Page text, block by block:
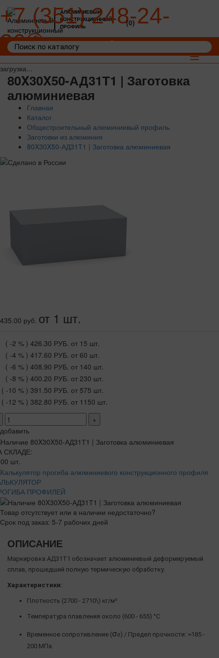
загрузка...
АЛЮМИНИЕВЫЙ
КОНСТРУКЦИОННЫЙ
ПРОФИЛЬ
+7 (351) 248-24-
36
(0)
Toggle
80X30X50-АД31Т1 | Заготовка
алюминиевая
Главная
Каталог
Общестроительный алюминиевый профиль
Заготовки из алюминия
80X30X50-АД31Т1 | Заготовка алюминиевая
435.00 руб. от 1 шт.
( -2 % ) 426.30 РУБ. от 15 шт.
( -4 % ) 417.60 РУБ. от 60 шт.
( -6 % ) 408.90 РУБ. от 140 шт.
( -8 % ) 400.20 РУБ. от 230 шт.
( -10 % ) 391.50 РУБ. от 575 шт.
( -12 % ) 382.80 РУБ. от 1150 шт.
+
добавить
СКЛАДЕ:
шт.
ПРОФИЛЕЙ
Товар отсутствует или в наличии недостаточно?
Срок под заказ: 5-7 рабочих дней
ОПИСАНИЕ
Маркировка АД31Т1 обозначает алюминиевый деформируемый
сплав, прошедший полную термическую обработку.
Характеристики:
Плотность (2700 - 2710\) кг/м³
Температура плавления около (600 - 655) °C
Временное сопротивление (σΒ) / Предел прочности: ≈185 -
200 МПа.